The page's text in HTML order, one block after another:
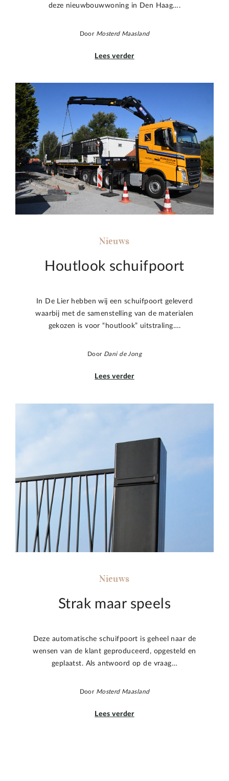
deze nieuwbouwwoning in Den Haag….
Door Mosterd Maasland
Lees verder
Nieuws
Houtlook schuifpoort
In De Lier hebben wij een schuifpoort geleverd
waarbij met de samenstelling van de materialen
gekozen is voor “houtlook” uitstraling….
Door Dani de Jong
Lees verder
Nieuws
Strak maar speels
Deze automatische schuifpoort is geheel naar de
wensen van de klant geproduceerd, opgesteld en
geplaatst. Als antwoord op de vraag…
Door Mosterd Maasland
Lees verder